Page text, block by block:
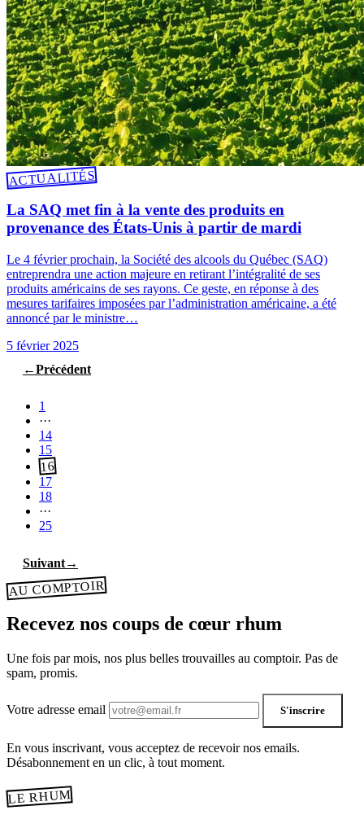
ACTUALITÉS
La SAQ met fin à la vente des produits en
provenance des États-Unis à partir de mardi
Le 4 février prochain, la Société des alcools du Québec (SAQ)
entreprendra une action majeure en retirant l’intégralité de ses
produits américains de ses rayons. Ce geste, en réponse à des
mesures tarifaires imposées par l’administration américaine, a été
annoncé par le ministre…
5 février 2025
←Précédent
1
···
14
15
16
17
18
···
25
Suivant→
AU COMPTOIR
Recevez nos coups de cœur rhum
Une fois par mois, nos plus belles trouvailles au comptoir. Pas de
spam, promis.
Votre adresse email S'inscrire
En vous inscrivant, vous acceptez de recevoir nos emails.
Désabonnement en un clic, à tout moment.
LE RHUM